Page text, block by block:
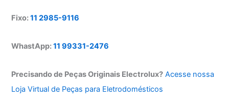
Fixo:11 2985-9116
WhastApp:11 99331-2476
Precisando de Peças Originais Electrolux? Acesse nossa
Loja Virtual de Peças para Eletrodomésticos